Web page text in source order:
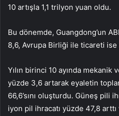
10 artışla 1,1 trilyon yuan oldu.
Bu dönemde, Guangdong’un
8,6, Avrupa Birliği ile ticareti ise
Yılın birinci 10 ayında
yüzde 3,6 artarak eyaletin
66,6’sını oluşturdu. Güneş pili
iyon pil ihracatı yüzde 47,8